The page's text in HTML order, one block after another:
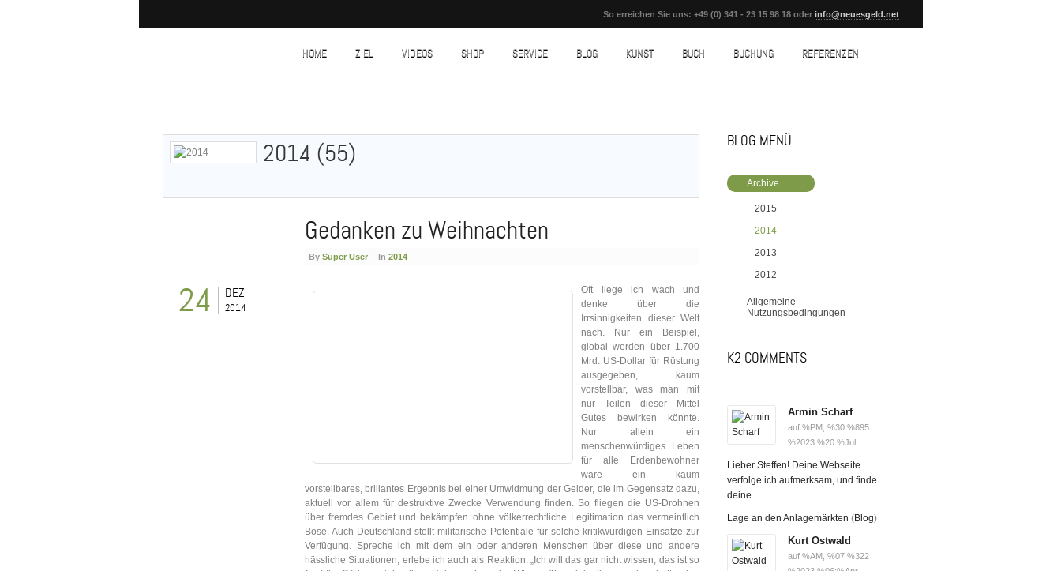
So erreichen Sie uns: +49 (0) 341 - 23 15 98 18 oder info@neuesgeld.net
HOME ZIEL VIDEOS SHOP SERVICE BLOG KUNST BUCH BUCHUNG REFERENZEN
2014 (55)
Gedanken zu Weihnachten
By Super User In 2014
24 DEZ
2014
Oft liege ich wach und
denke über die
Irrsinnigkeiten dieser Welt
nach. Nur ein Beispiel,
global werden über 1.700
Mrd. US-Dollar für Rüstung
ausgegeben, kaum
vorstellbar, was man mit
nur Teilen dieser Mittel
Gutes bewirken könnte.
Nur allein ein
menschenwürdiges Leben
für alle Erdenbewohner
wäre ein kaum
vorstellbares, brillantes Ergebnis bei einer Umwidmung der Gelder, die im Gegensatz dazu,
aktuell vor allem für destruktive Zwecke Verwendung finden. So fliegen die US-Drohnen
über fremdes Gebiet und bekämpfen ohne völkerrechtliche Legitimation das vermeintlich
Böse. Auch Deutschland stellt militärische Potentiale für solche kritikwürdigen Einsätze zur
Verfügung. Spreche ich mit dem ein oder anderen Menschen über diese und andere
hässliche Situationen, erlebe ich auch als Reaktion: „Ich will das gar nicht wissen, das ist so
BLOG MENÜ
Archive
2015
2014
2013
2012
Allgemeine
Nutzungsbedingungen
K2 COMMENTS
Armin Scharf
auf %PM, %30 %895
%2023 %20:%Jul
Lieber Steffen! Deine Webseite
verfolge ich aufmerksam, und finde
deine…
Lage an den Anlagemärkten (Blog)
Kurt Ostwald
auf %AM, %07 %322